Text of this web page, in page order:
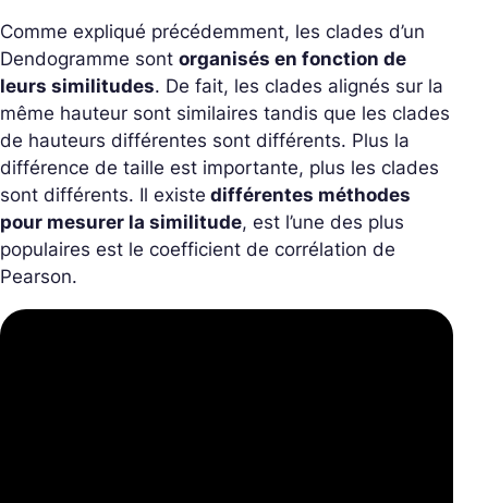
Comme expliqué précédemment, les clades d’un
Dendogramme sont organisés en fonction de
leurs similitudes. De fait, les clades alignés sur la
même hauteur sont similaires tandis que les clades
de hauteurs différentes sont différents. Plus la
différence de taille est importante, plus les clades
sont différents. Il existe différentes méthodes
pour mesurer la similitude, est l’une des plus
populaires est le coefficient de corrélation de
Pearson.